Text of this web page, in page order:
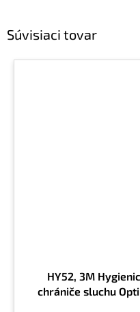
Súvisiaci tovar
HY52, 3M
chrániče sluchu